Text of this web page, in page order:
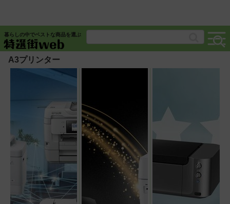
暮らしの中でベストな商品を選ぶ
A3プリンター